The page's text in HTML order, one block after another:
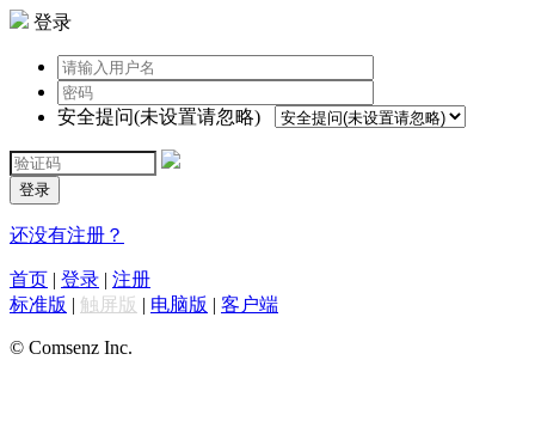
登录
安全提问(未设置请忽略)
登录
还没有注册？
首页 | 登录 | 注册
标准版 | 触屏版 | 电脑版 | 客户端
© Comsenz Inc.